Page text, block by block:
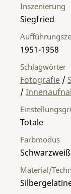
Material/
Totale
Farbmodus
Schwarzweiß
Inszenierung
Siegfried
1951-1958
Schlagwörter
Fotografie /
/